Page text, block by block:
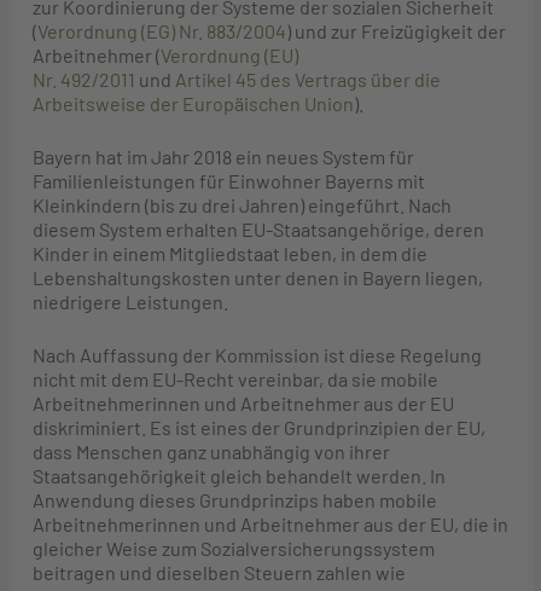
zur Koordinierung der Systeme der sozialen Sicherheit
(Verordnung (EG) Nr. 883/2004) und zur Freizügigkeit der
Arbeitnehmer (Verordnung (EU)
Nr. 492/2011 und Artikel 45 des Vertrags über die
Arbeitsweise der Europäischen Union).
Bayern hat im Jahr 2018 ein neues System für
Familienleistungen für Einwohner Bayerns mit
Kleinkindern (bis zu drei Jahren) eingeführt. Nach
diesem System erhalten EU-Staatsangehörige, deren
Kinder in einem Mitgliedstaat leben, in dem die
Lebenshaltungskosten unter denen in Bayern liegen,
niedrigere Leistungen.
Nach Auffassung der Kommission ist diese Regelung
nicht mit dem EU-Recht vereinbar, da sie mobile
Arbeitnehmerinnen und Arbeitnehmer aus der EU
diskriminiert. Es ist eines der Grundprinzipien der EU,
dass Menschen ganz unabhängig von ihrer
Staatsangehörigkeit gleich behandelt werden. In
Anwendung dieses Grundprinzips haben mobile
Arbeitnehmerinnen und Arbeitnehmer aus der EU, die in
gleicher Weise zum Sozialversicherungssystem
beitragen und dieselben Steuern zahlen wie